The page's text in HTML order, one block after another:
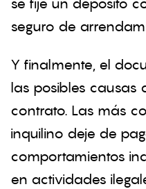
seguro de
Y finalmente, el
las posibles causas
contrato. Las más
inquilino deje de
comportamientos
en actividades